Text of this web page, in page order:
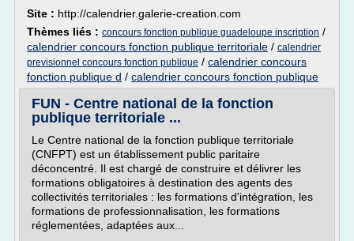
Site : http://calendrier.galerie-creation.com
Thèmes liés : concours fonction publique guadeloupe inscription /
calendrier concours fonction publique territoriale / calendrier
previsionnel concours fonction publique / calendrier concours
fonction publique d / calendrier concours fonction publique
FUN - Centre national de la fonction
publique territoriale ...
Le Centre national de la fonction publique territoriale
(CNFPT) est un établissement public paritaire
déconcentré. Il est chargé de construire et délivrer les
formations obligatoires à destination des agents des
collectivités territoriales : les formations d'intégration, les
formations de professionnalisation, les formations
réglementées, adaptées aux...